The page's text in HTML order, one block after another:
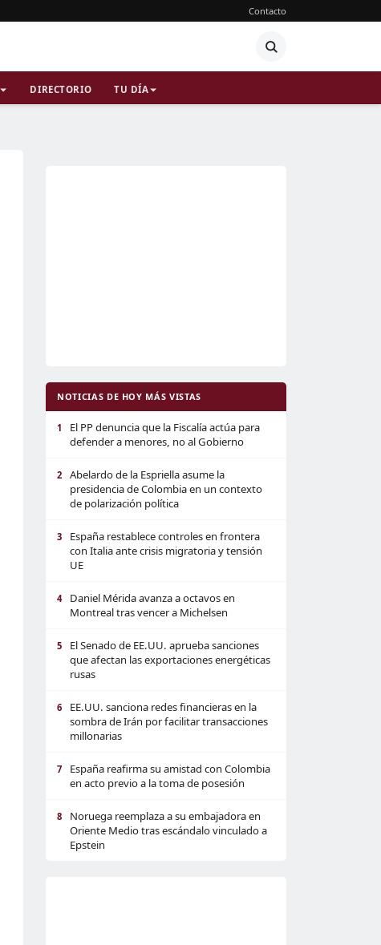
Contacto
DIRECTORIO TU DÍA
NOTICIAS DE HOY MÁS VISTAS
1
El PP denuncia que la Fiscalía actúa para
defender a menores, no al Gobierno
2
Abelardo de la Espriella asume la
presidencia de Colombia en un contexto
de polarización política
3
España restablece controles en frontera
con Italia ante crisis migratoria y tensión
UE
4
Daniel Mérida avanza a octavos en
Montreal tras vencer a Michelsen
5
El Senado de EE.UU. aprueba sanciones
que afectan las exportaciones energéticas
rusas
6
EE.UU. sanciona redes financieras en la
sombra de Irán por facilitar transacciones
millonarias
7
España reafirma su amistad con Colombia
en acto previo a la toma de posesión
8
Noruega reemplaza a su embajadora en
Oriente Medio tras escándalo vinculado a
Epstein